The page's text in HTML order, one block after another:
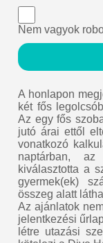
Nem vagyok
A honlapon
két fős
Az egy fős
jutó árai ettől
vonatkozó
naptárban,
kiválasztotta a
gyermek(ek)
összeg alatt
Az ajánlatok
jelentkezési
létre utazási